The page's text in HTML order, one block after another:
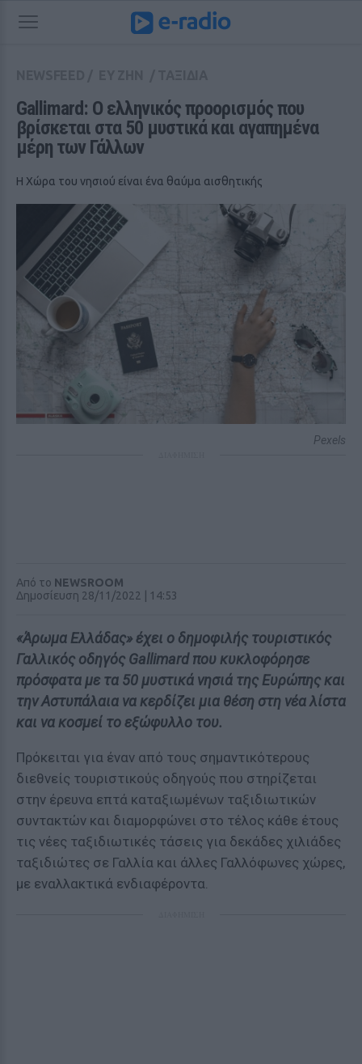
Gallimard: O ελληνικός προορισμός που
βρίσκεται στα 50 μυστικά και αγαπημένα
μέρη των Γάλλων
Η Χώρα του νησιού είναι ένα θαύμα αισθητικής
Pexels
Από το NEWSROOM
Δημοσίευση 28/11/2022 | 14:53
«Άρωμα Ελλάδας» έχει ο δημοφιλής τουριστικός
Γαλλικός οδηγός Gallimard που κυκλοφόρησε
πρόσφατα με τα 50 μυστικά νησιά της Ευρώπης και
την Αστυπάλαια να κερδίζει μια θέση στη νέα λίστα
και να κοσμεί το εξώφυλλο του.
Πρόκειται για έναν από τους σημαντικότερους
διεθνείς τουριστικούς οδηγούς που στηρίζεται
στην έρευνα επτά καταξιωμένων ταξιδιωτικών
συντακτών και διαμορφώνει στο τέλος κάθε έτους
τις νέες ταξιδιωτικές τάσεις για δεκάδες χιλιάδες
ταξιδιώτες σε Γαλλία και άλλες Γαλλόφωνες χώρες,
με εναλλακτικά ενδιαφέροντα.